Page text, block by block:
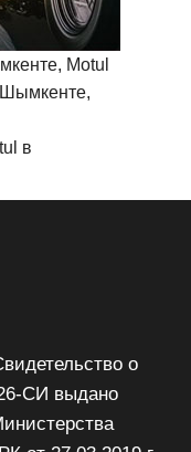
Motul
в
о
СИ выдано